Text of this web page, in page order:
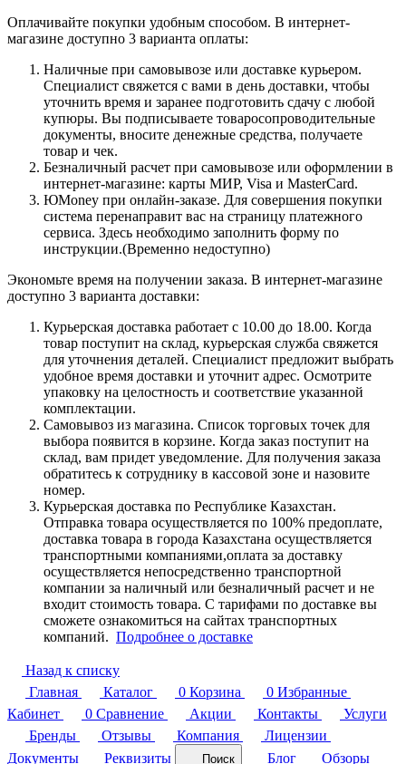
Оплачивайте покупки удобным способом. В интернет-
магазине доступно 3 варианта оплаты:
Наличные при самовывозе или доставке курьером.
Специалист свяжется с вами в день доставки, чтобы
уточнить время и заранее подготовить сдачу с любой
купюры. Вы подписываете товаросопроводительные
документы, вносите денежные средства, получаете
товар и чек.
Безналичный расчет при самовывозе или оформлении в
интернет-магазине: карты МИР, Visa и MasterCard.
ЮMoney при онлайн-заказе. Для совершения покупки
система перенаправит вас на страницу платежного
сервиса. Здесь необходимо заполнить форму по
инструкции.(Временно недоступно)
Экономьте время на получении заказа. В интернет-магазине
доступно 3 варианта доставки:
Курьерская доставка работает с 10.00 до 18.00. Когда
товар поступит на склад, курьерская служба свяжется
для уточнения деталей. Специалист предложит выбрать
удобное время доставки и уточнит адрес. Осмотрите
упаковку на целостность и соответствие указанной
комплектации.
Самовывоз из магазина. Список торговых точек для
выбора появится в корзине. Когда заказ поступит на
склад, вам придет уведомление. Для получения заказа
обратитесь к сотруднику в кассовой зоне и назовите
номер.
Курьерская доставка по Республике Казахстан.
Отправка товара осуществляется по 100% предоплате,
доставка товара в города Казахстана осуществляется
транспортными компаниями,оплата за доставку
осуществляется непосредственно транспортной
компании за наличный или безналичный расчет и не
входит стоимость товара. С тарифами по доставке вы
сможете ознакомиться на сайтах транспортных
компаний. Подробнее о доставке
Назад к списку
Главная
Каталог 0 Корзина 0 Избранные
Кабинет
0 Сравнение Акции Контакты
Услуги
Бренды
Отзывы Компания
Лицензии
Документы
Реквизиты Поиск Блог Обзоры